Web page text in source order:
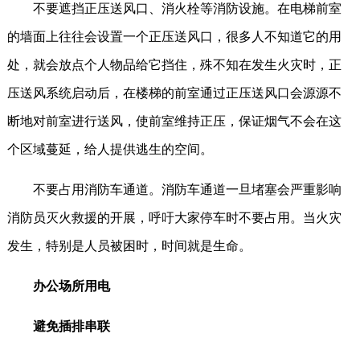
不要遮挡正压送风口、消火栓等消防设施。在电梯前室
的墙面上往往会设置一个正压送风口，很多人不知道它的用
处，就会放点个人物品给它挡住，殊不知在发生火灾时，正
压送风系统启动后，在楼梯的前室通过正压送风口会源源不
断地对前室进行送风，使前室维持正压，保证烟气不会在这
个区域蔓延，给人提供逃生的空间。
不要占用消防车通道。消防车通道一旦堵塞会严重影响
消防员灭火救援的开展，呼吁大家停车时不要占用。当火灾
发生，特别是人员被困时，时间就是生命。
办公场所用电
避免插排串联